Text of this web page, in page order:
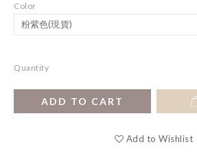
Color
Quantity
ADD TO CART
Add to Wishlist